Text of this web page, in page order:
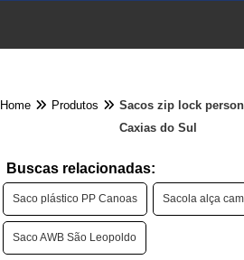
Home Produtos
Sacos zip lock
Caxias do Sul
Buscas relacionadas:
Saco plástico PP Canoas Sacola alça
Saco AWB São Leopoldo